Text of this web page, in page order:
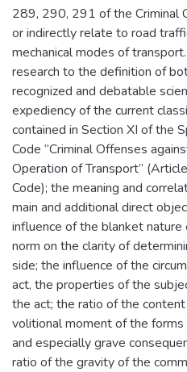
289, 290, 291 of the Criminal
or indirectly relate to road
mechanical modes of
research to the definition of
recognized and debatable
expediency of the current
contained in Section XI of the
Code “Criminal Offenses
Operation of Transport”
Code); the meaning and
main and additional direct
influence of the blanket
norm on the clarity of
side; the influence of the
act, the properties of the
the act; the ratio of the
volitional moment of the
and especially grave
ratio of the gravity of the